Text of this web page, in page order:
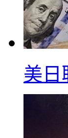
美日